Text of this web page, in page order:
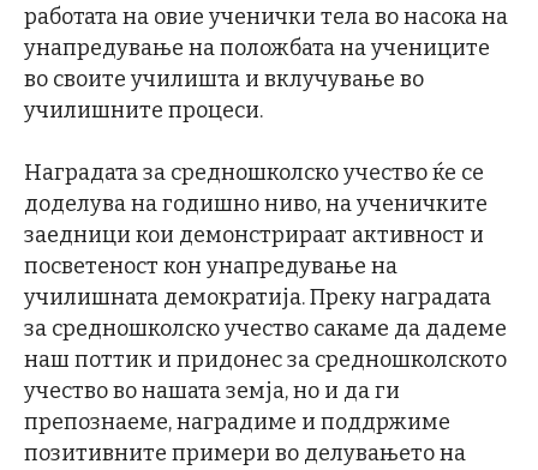
работата на овие ученички тела во насока на
унапредување на положбата на учениците
во своите училишта и вклучување во
училишните процеси.
Наградата за средношколско учество ќе се
доделува на годишно ниво, на ученичките
заедници кои демонстрираат активност и
посветеност кон унапредување на
училишната демократија. Преку наградата
за средношколско учество сакаме да дадеме
наш поттик и придонес за средношколското
учество во нашата земја, но и да ги
препознаеме, наградиме и поддржиме
позитивните примери во делувањето на